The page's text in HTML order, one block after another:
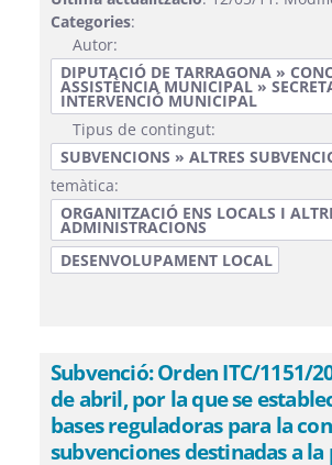
Categories:
Autor:
DIPUTACIÓ DE TARRAGONA »
ASSISTÈNCIA MUNICIPAL »
INTERVENCIÓ MUNICIPAL
Tipus de contingut:
SUBVENCIONS » ALTRES
temàtica:
ORGANITZACIÓ ENS LOCALS I
ADMINISTRACIONS
DESENVOLUPAMENT LOCAL
Subvenció: Orden ITC/1151/
de abril, por la que se
bases reguladoras para la
subvenciones destinadas a